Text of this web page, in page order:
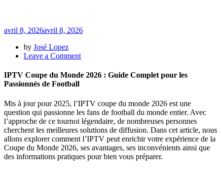
avril 8, 2026avril 8, 2026
by José Lopez
Leave a Commenton
l’IPTV
Coupe
du
Monde
2026
:
Guide
Complet
IPTV Coupe du Monde 2026 : Guide Complet pour les
Passionnés de Football
Mis à jour pour 2025, l’IPTV coupe du monde 2026 est une
question qui passionne les fans de football du monde entier. Avec
l’approche de ce tournoi légendaire, de nombreuses personnes
cherchent les meilleures solutions de diffusion. Dans cet article, nous
allons explorer comment l’IPTV peut enrichir votre expérience de la
Coupe du Monde 2026, ses avantages, ses inconvénients ainsi que
des informations pratiques pour bien vous préparer.